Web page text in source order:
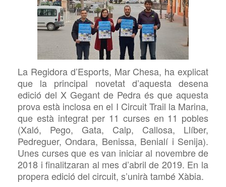
La Regidora d’Esports, Mar Chesa, ha explicat
que la principal novetat d’aquesta desena
edició del X Gegant de Pedra és que aquesta
prova està inclosa en el I CircuitTrail la Marina,
que està integrat per 11 curses en 11 pobles
(Xaló, Pego, Gata, Calp, Callosa, Llíber,
Pedreguer, Ondara, Benissa, Benialí i Senija).
Unes curses que esvan iniciar al novembre de
2018 i finalitzaran al mes d’abril de 2019. En la
propera edició del circuit, s’unirà també Xàbia.